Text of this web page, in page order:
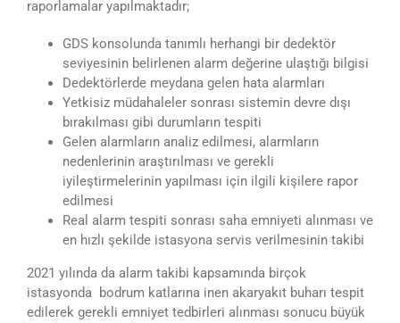
raporlamalar yapılmaktadır;
GDS konsolunda tanımlı herhangi bir dedektör
seviyesinin belirlenen alarm değerine ulaştığı bilgisi
Dedektörlerde meydana gelen hata alarmları
Yetkisiz müdahaleler sonrası sistemin devre dışı
bırakılması gibi durumların tespiti
Gelen alarmların analiz edilmesi, alarmların
nedenlerinin araştırılması ve gerekli
iyileştirmelerinin yapılması için ilgili kişilere rapor
edilmesi
Real alarm tespiti sonrası saha emniyeti alınması ve
en hızlı şekilde istasyona servis verilmesinin takibi
2021 yılında da alarm takibi kapsamında birçok
istasyonda bodrum katlarına inen akaryakıt buharı tespit
edilerek gerekli emniyet tedbirleri alınması sonucu büyük